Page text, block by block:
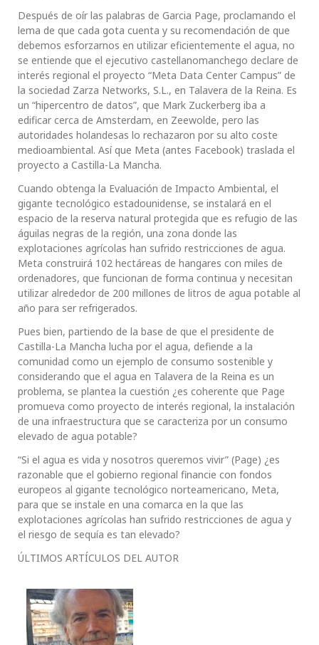
Después de oír las palabras de Garcia Page, proclamando el
lema de que cada gota cuenta y su recomendación de que
debemos esforzarnos en utilizar eficientemente el agua, no
se entiende que el ejecutivo castellanomanchego declare de
interés regional el proyecto “Meta Data Center Campus” de
la sociedad Zarza Networks, S.L., en Talavera de la Reina. Es
un “hipercentro de datos”, que Mark Zuckerberg iba a
edificar cerca de Amsterdam, en Zeewolde, pero las
autoridades holandesas lo rechazaron por su alto coste
medioambiental. Así que Meta (antes Facebook) traslada el
proyecto a Castilla-La Mancha.
Cuando obtenga la Evaluación de Impacto Ambiental, el
gigante tecnológico estadounidense, se instalará en el
espacio de la reserva natural protegida que es refugio de las
águilas negras de la región, una zona donde las
explotaciones agrícolas han sufrido restricciones de agua.
Meta construirá 102 hectáreas de hangares con miles de
ordenadores, que funcionan de forma continua y necesitan
utilizar alrededor de 200 millones de litros de agua potable al
año para ser refrigerados.
Pues bien, partiendo de la base de que el presidente de
Castilla-La Mancha lucha por el agua, defiende a la
comunidad como un ejemplo de consumo sostenible y
considerando que el agua en Talavera de la Reina es un
problema, se plantea la cuestión ¿es coherente que Page
promueva como proyecto de interés regional, la instalación
de una infraestructura que se caracteriza por un consumo
elevado de agua potable?
“Si el agua es vida y nosotros queremos vivir” (Page) ¿es
razonable que el gobierno regional financie con fondos
europeos al gigante tecnológico norteamericano, Meta,
para que se instale en una comarca en la que las
explotaciones agrícolas han sufrido restricciones de agua y
el riesgo de sequía es tan elevado?
ÚLTIMOS ARTÍCULOS DEL AUTOR